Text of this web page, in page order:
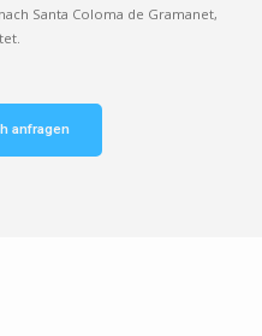
Santa Coloma de Gramanet,
anfragen